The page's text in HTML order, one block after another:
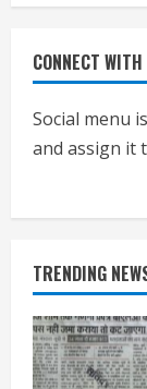
CONNECT WITH
Social menu
and assign it
TRENDING
1
2